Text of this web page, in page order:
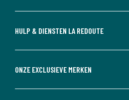
HULP & DIENSTEN LA REDOUTE
ONZE EXCLUSIEVE MERKEN